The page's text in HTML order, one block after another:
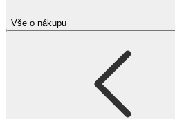
Vše o nákupu